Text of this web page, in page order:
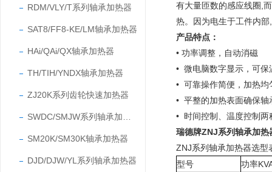
RDM/VLY/T系列轴承加热器
SAT8/FF8-KE/LM轴承加热器
HAi/QAi/QX轴承加热器
TH/TIH/YNDX轴承加热器
ZJ20K系列齿轮快速加热器
SM20K/SM30K轴承加热器
DJD/DJW/YL系列轴承加热器
有大量匝数的感应线圈,
热。因为电生于工件内
产品特点：
• 功率调整，自动消磁
• 微电脑数字显示，可保
• 可靠操作简便，加热均
• 平整的加热表面确保轴
• 时间控制、温度控制两
瑞德牌ZNJ系列轴承加热
ZNJ系列轴承加热器选型
型号
功率